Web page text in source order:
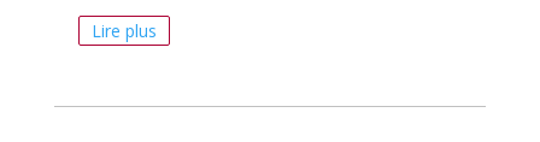
Lire plus